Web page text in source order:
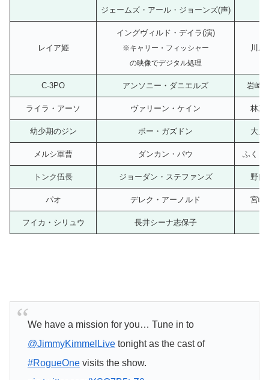
ジェームズ・アール・ジョーンズ(声)
レイア姫
イングヴィルド・デイラ(演)
※キャリー・フィッシャー
の映像でデジタル処理
川庄
C-3PO アンソニー・ダニエルズ 岩崎
ライラ・アーソ ヴァリーン・ケイン 林真
幼少期のジン ボー・ガズドン 大川
メルシ軍曹 ダンカン・パウ ふくま
トンク伍長 ジョーダン・ステファンズ 野口
パオ デレク・アーノルド 宮崎
フイカ・シリュウ 長井シーナ志保子
We have a mission for you… Tune in to
@JimmyKimmelLivetonight as the cast of
#RogueOnevisits the show.